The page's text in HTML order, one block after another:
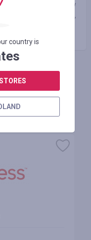
nowoczesny
– domowego biura,
gabinetu.
country is